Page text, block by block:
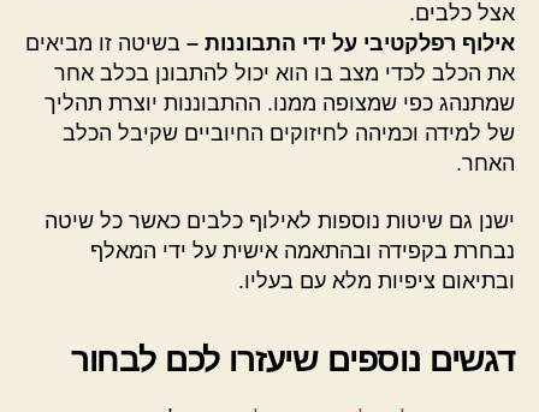
אצל כלבים.
אילוף רפלקטיבי על ידי התבוננות – בשיטה זו מביאים
את הכלב לכדי מצב בו הוא יכול להתבונן בכלב אחר
שמתנהג כפי שמצופה ממנו. ההתבוננות יוצרת תהליך
של למידה וכמיהה לחיזוקים החיוביים שקיבל הכלב
האחר.
ישנן גם שיטות נוספות לאילוף כלבים כאשר כל שיטה
נבחרת בקפידה ובהתאמה אישית על ידי המאלף
ובתיאום ציפיות מלא עם בעליו.
דגשים נוספים שיעזרו לכם לבחור